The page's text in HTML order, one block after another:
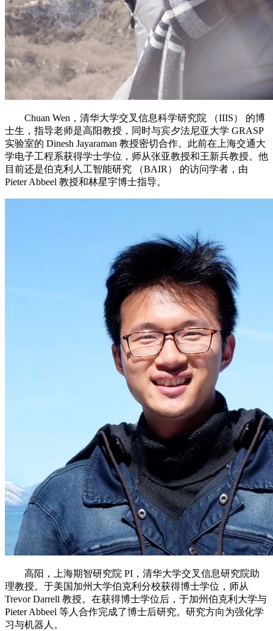
Chuan Wen，清华大学交叉信息科学研究院 （IIIS） 的博
士生，指导老师是高阳教授，同时与宾夕法尼亚大学 GRASP
实验室的 Dinesh Jayaraman 教授密切合作。此前在上海交通大
学电子工程系获得学士学位，师从张亚教授和王新兵教授。他
目前还是伯克利人工智能研究 （BAIR） 的访问学者，由
Pieter Abbeel 教授和林星宇博士指导。
高阳，上海期智研究院 PI，清华大学交叉信息研究院助
理教授。于美国加州大学伯克利分校获得博士学位，师从
Trevor Darrell 教授。在获得博士学位后，于加州伯克利大学与
Pieter Abbeel 等人合作完成了博士后研究。研究方向为强化学
习与机器人。